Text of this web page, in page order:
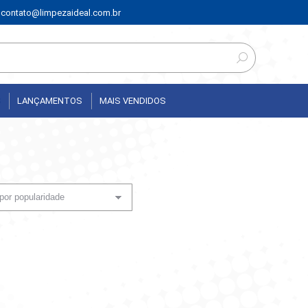
contato@limpezaideal.com.br
LANÇAMENTOS MAIS VENDIDOS